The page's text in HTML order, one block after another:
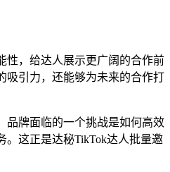
性，给达人展示更广阔的合作前
吸引力，还能够为未来的合作打
品牌面临的一个挑战是如何高效
。这正是达秘TikTok达人批量邀